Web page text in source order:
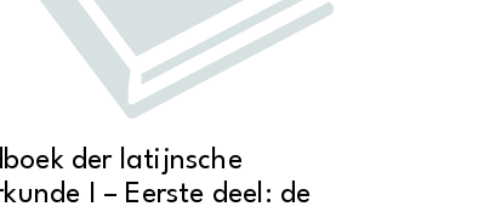
der latijnsche
I – Eerste deel: de